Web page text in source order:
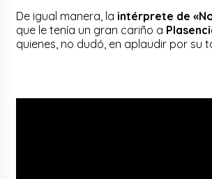
De igual manera, la intérprete de
que le tenía un gran cariño a
quienes, no dudó, en aplaudir por su